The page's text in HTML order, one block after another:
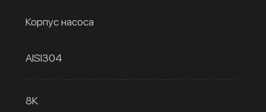
Корпус насоса
AISI304
8К